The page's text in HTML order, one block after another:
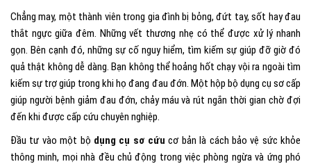
Chẳng may, một thành viên trong gia đình bị bỏng, đứt tay, sốt hay đau
thắt ngực giữa đêm. Những vết thương nhẹ có thể được xử lý nhanh
gọn. Bên cạnh đó, những sự cố nguy hiểm, tìm kiếm sự giúp đỡ giờ đó
quả thật không dễ dàng. Bạn không thể hoảng hốt chạy vội ra ngoài tìm
kiếm sự trợ giúp trong khi họ đang đau đớn. Một hộp bộ dụng cụ sơ cấp
giúp người bệnh giảm đau đớn, chảy máu và rút ngắn thời gian chờ đợi
đến khi được cấp cứu chuyên nghiệp.
Đầu tư vào một bộ dụng cụ sơ cứu cơ bản là cách bảo vệ sức khỏe
thông minh, mọi nhà đều chủ động trong việc phòng ngừa và ứng phó